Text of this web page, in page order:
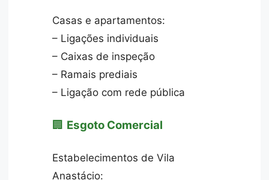
Casas e apartamentos:
– Ligações individuais
– Caixas de inspeção
– Ramais prediais
– Ligação com rede pública
🏢 Esgoto Comercial
Estabelecimentos de Vila
Anastácio: